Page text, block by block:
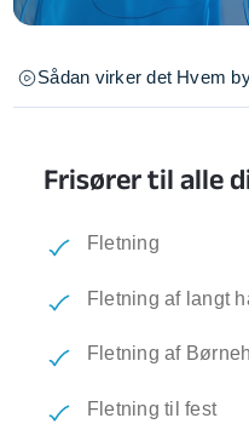
Sådan virker det Hvem
Frisører til alle
Fletning
Fletning af langt
Fletning af
Fletning til fest